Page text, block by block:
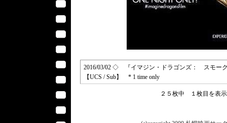
2016/03/02 ◇ 『イマジン・ドラゴンズ： スモーク
【UCS / Sub】 * 1 time only
２５枚中 １枚目を表